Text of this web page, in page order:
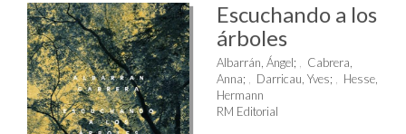
Escuchando a los
árboles
Albarrán, Ángel;
Cabrera,
Anna; Darricau, Yves;
Hesse,
Hermann
RM Editorial